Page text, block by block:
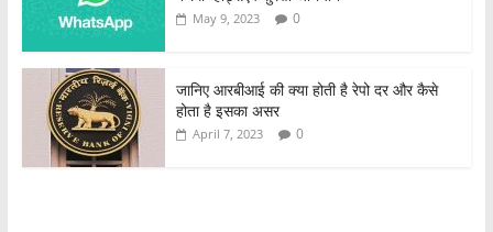
May 9, 2023 0
जानिए आरबीआई की क्या होती है रेपो दर और कैसे
होता है इसका असर
April 7, 2023 0